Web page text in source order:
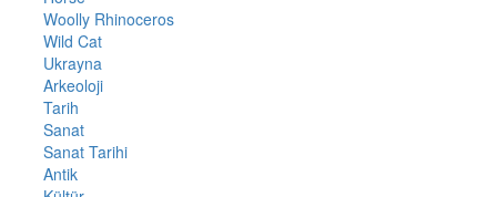
Woolly Rhinoceros
Wild Cat
Ukrayna
Arkeoloji
Tarih
Sanat
Sanat Tarihi
Antik